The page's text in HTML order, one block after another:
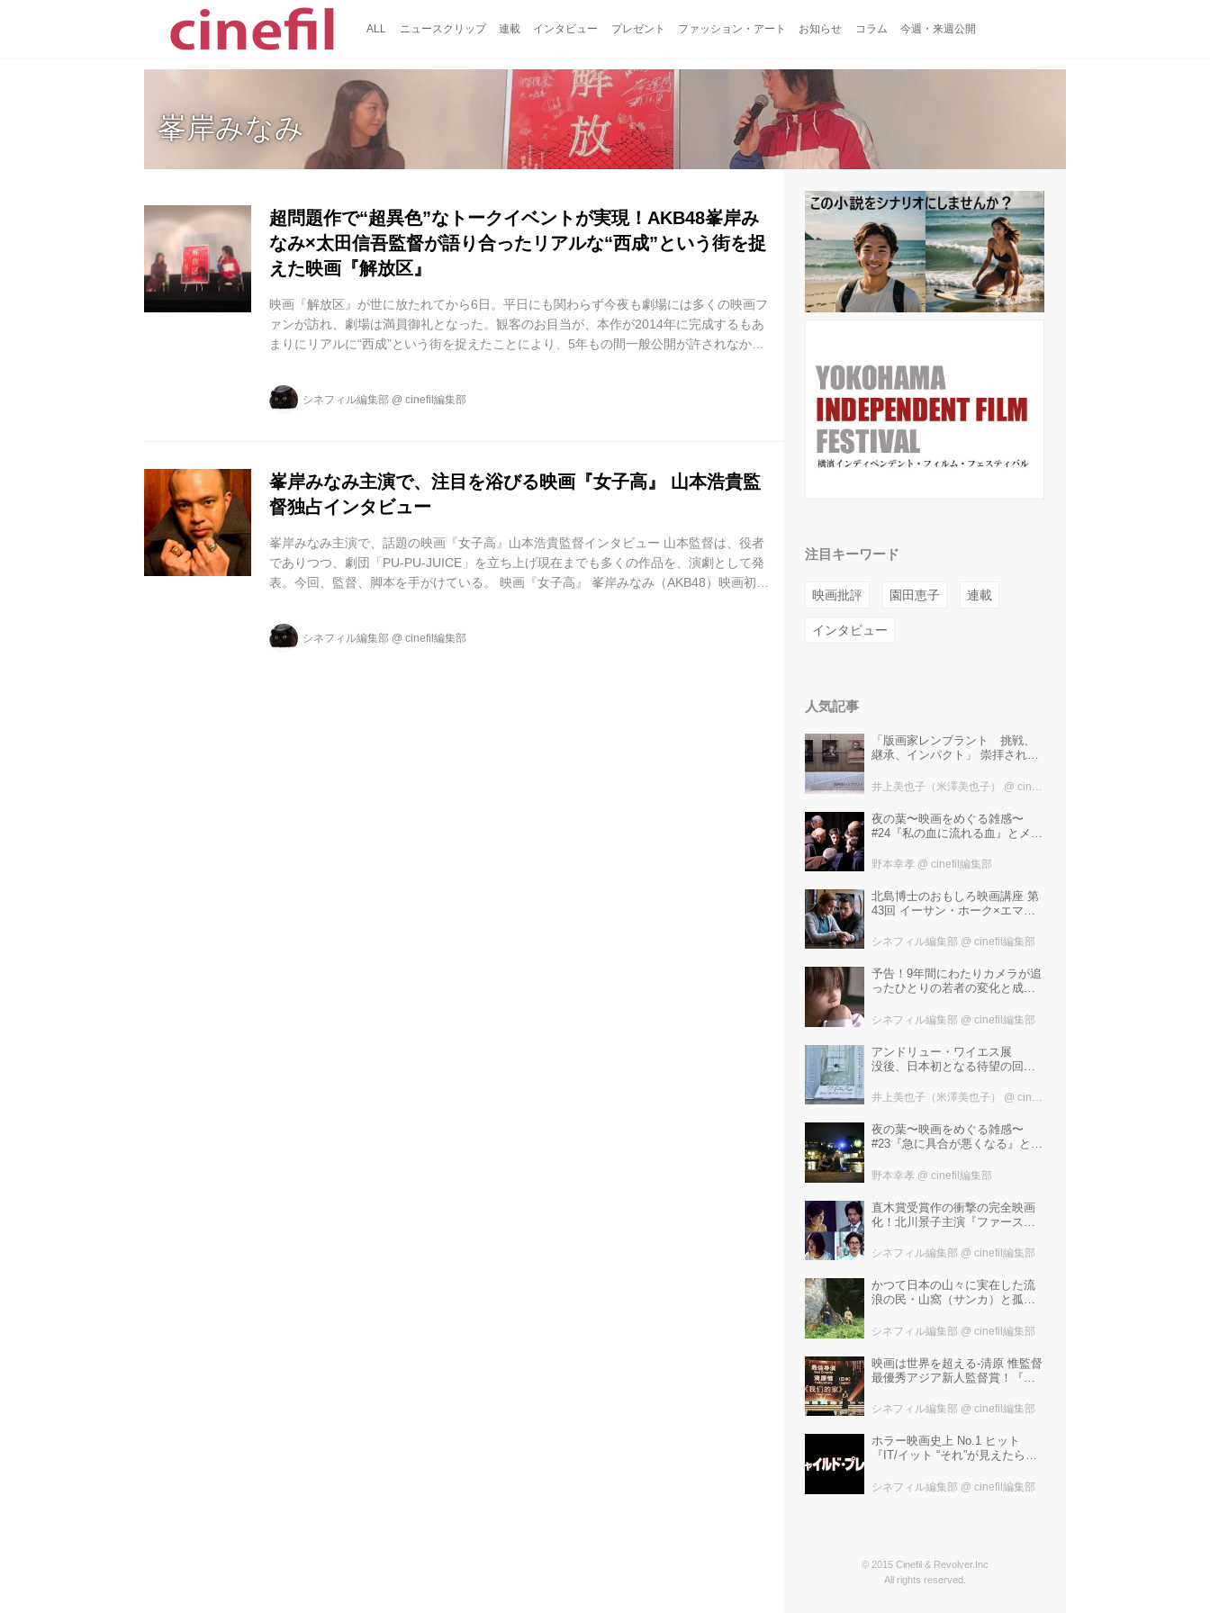
ALL ニュースクリップ 連載 インタビュー プレゼント ファッション・アート お知らせ コラム 今週・来週公開
峯岸みなみ
超問題作で“超異色”なトークイベントが実現！AKB48峯岸み
なみ×太田信吾監督が語り合ったリアルな“西成”という街を捉
えた映画『解放区』
映画『解放区』が世に放たれてから6日。平日にも関わらず今夜も劇場には多くの映画フ
ァンが訪れ、劇場は満員御礼となった。観客のお目当が、本作が2014年に完成するもあ
まりにリアルに“西成”という街を捉えたことにより、5年もの間一般公開が許されなかっ
ークイベントのためなのか。 いずれにせよ、映画『解放区』は連日客足が途切れること
なく公開から6日目を迎えた。 今夜の司会は、本作の配給元であるSPACE SHOWER
シネフィル編集部 @ cinefil編集部
峯岸みなみ主演で、注目を浴びる映画『女子高』 山本浩貴監
督独占インタビュー
峯岸みなみ主演で、話題の映画『女子高』山本浩貴監督インタビュー 山本監督は、役者
でありつつ、劇団「PU-PU-JUICE」を立ち上げ現在までも多くの作品を、演劇として発
表。今回、監督、脚本を手がけている。 映画『女子高』 峯岸みなみ（AKB48）映画初主
口を見つ­けようとする“新感覚”の青春ミステリーサスペンス。山本監督の舞台作を、自ら
手直しし、映画化。 山本浩貴 監督 1977年4月15日、東京都生まれ。 劇団「PU-PU-
シネフィル編集部 @ cinefil編集部
注目キーワード
映画批評 園田恵子 連載
インタビュー
人気記事
「版画家レンブラント 挑戦、
継承、インパクト」 崇拝され、
た版画技法！ 国立西洋美術館に
井上美也子（米澤美也子） @ cinefil編集部
夜の葉〜映画をめぐる雑感〜
#24『私の血に流れる血』とメタ
野本幸孝 @ cinefil編集部
北島博士のおもしろ映画講座 第
43回 イーサン・ホーク×エマ・
仕掛ける、実話に基づく衝撃の
ン』！
シネフィル編集部 @ cinefil編集部
予告！9年間にわたりカメラが追
ったひとりの若者の変化と成長
戻るとき 空と木の実の9年間』
シネフィル編集部 @ cinefil編集部
アンドリュー・ワイエス展
没後、日本初となる待望の回顧
は？ 独自の精神世界を描く 豊
23日まで開催！
井上美也子（米澤美也子） @ cinefil編集部
夜の葉〜映画をめぐる雑感〜
#23『急に具合が悪くなる』と宮
が悪くなる』
野本幸孝 @ cinefil編集部
直木賞受賞作の衝撃の完全映画
化！北川景子主演『ファースト
化学反応」と絶賛した追加キャ
塚洋介！
シネフィル編集部 @ cinefil編集部
かつて日本の山々に実在した流
浪の民・山窩（サンカ）と孤独
笹谷遼平監督『山歌（サン
シネフィル編集部 @ cinefil編集部
映画は世界を超える-清原 惟監督
最優秀アジア新人監督賞！『わ
中国最大の映画祭「上海国際映
シネフィル編集部 @ cinefil編集部
ホラー映画史上 No.1 ヒット
『IT/イット “それ”が見えたら、
残る“殺人人形”トラウマ映画『チ
シネフィル編集部 @ cinefil編集部
© 2015 Cinefil & Revolver.Inc
All rights reserved.